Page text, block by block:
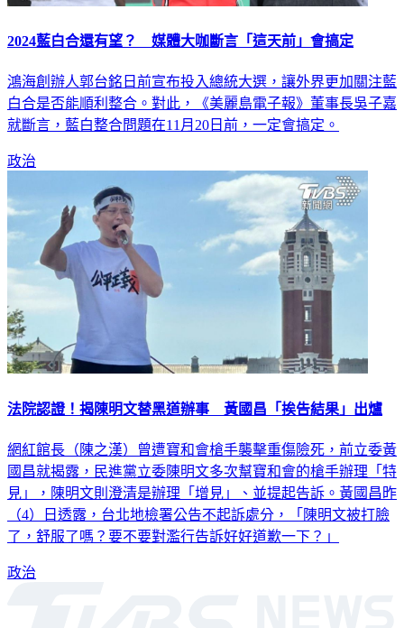
2024藍白合還有望？ 媒體大咖斷言「這天前」會搞定
鴻海創辦人郭台銘日前宣布投入總統大選，讓外界更加關注藍
白合是否能順利整合。對此，《美麗島電子報》董事長吳子嘉
就斷言，藍白整合問題在11月20日前，一定會搞定。
政治
法院認證！揭陳明文替黑道辦事 黃國昌「挨告結果」出爐
網紅館長（陳之漢）曾遭寶和會槍手襲擊重傷險死，前立委黃
國昌就揭露，民進黨立委陳明文多次幫寶和會的槍手辦理「特
見」，陳明文則澄清是辦理「增見」、並提起告訴。黃國昌昨
（4）日透露，台北地檢署公告不起訴處分，「陳明文被打臉
了，舒服了嗎？要不要對濫行告訴好好道歉一下？」
政治